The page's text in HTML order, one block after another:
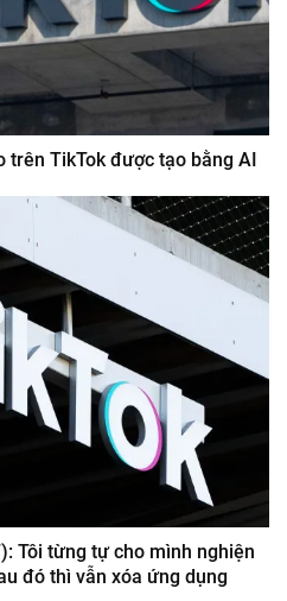
trên TikTok được tạo bằng AI
Tôi từng tự cho mình nghiện
đó thì vẫn xóa ứng dụng